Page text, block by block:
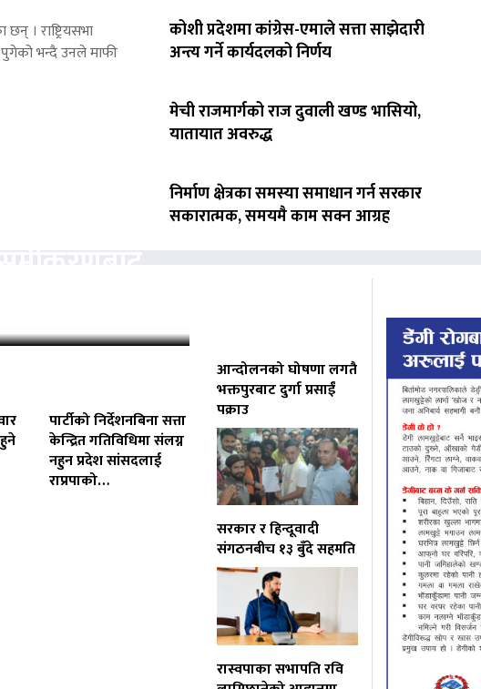
। राष्ट्रियसभा
पुगेको भन्दै उनले माफी
कोशी प्रदेशमा कांग्रेस-एमाले सत्ता साझेदारी
अन्त्य गर्ने कार्यदलको निर्णय
मेची राजमार्गको राज दुवाली खण्ड भासियो,
यातायात अवरुद्ध
निर्माण क्षेत्रका समस्या समाधान गर्न सरकार
सकारात्मक, समयमै काम सक्न आग्रह
प्रयासमा
पार्टीको निर्देशनबिना सत्ता
केन्द्रित गतिविधिमा संलग्न
नहुन प्रदेश सांसदलाई
राप्रपाको…
आन्दोलनको घोषणा लगतै
भक्तपुरबाट दुर्गा प्रसाईं
पक्राउ
सरकार र हिन्दूवादी
संगठनबीच १३ बुँदे सहमति
रास्वपाका सभापति रवि